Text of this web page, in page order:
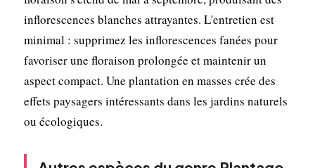
inflorescences blanches attrayantes. L'entretien est
minimal : supprimez les inflorescences fanées pour
favoriser une floraison prolongée et maintenir un
aspect compact. Une plantation en masses crée des
effets paysagers intéressants dans les jardins naturels
ou écologiques.